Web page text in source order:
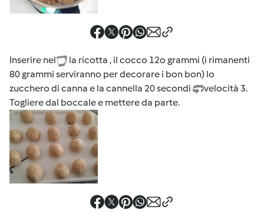
Inserire nel
la ricotta , il cocco 12o grammi (i rimanenti
80 grammi serviranno per decorare i bon bon) lo
zucchero di canna e la cannella 20 secondi
velocità 3.
Togliere dal boccale e mettere da parte.